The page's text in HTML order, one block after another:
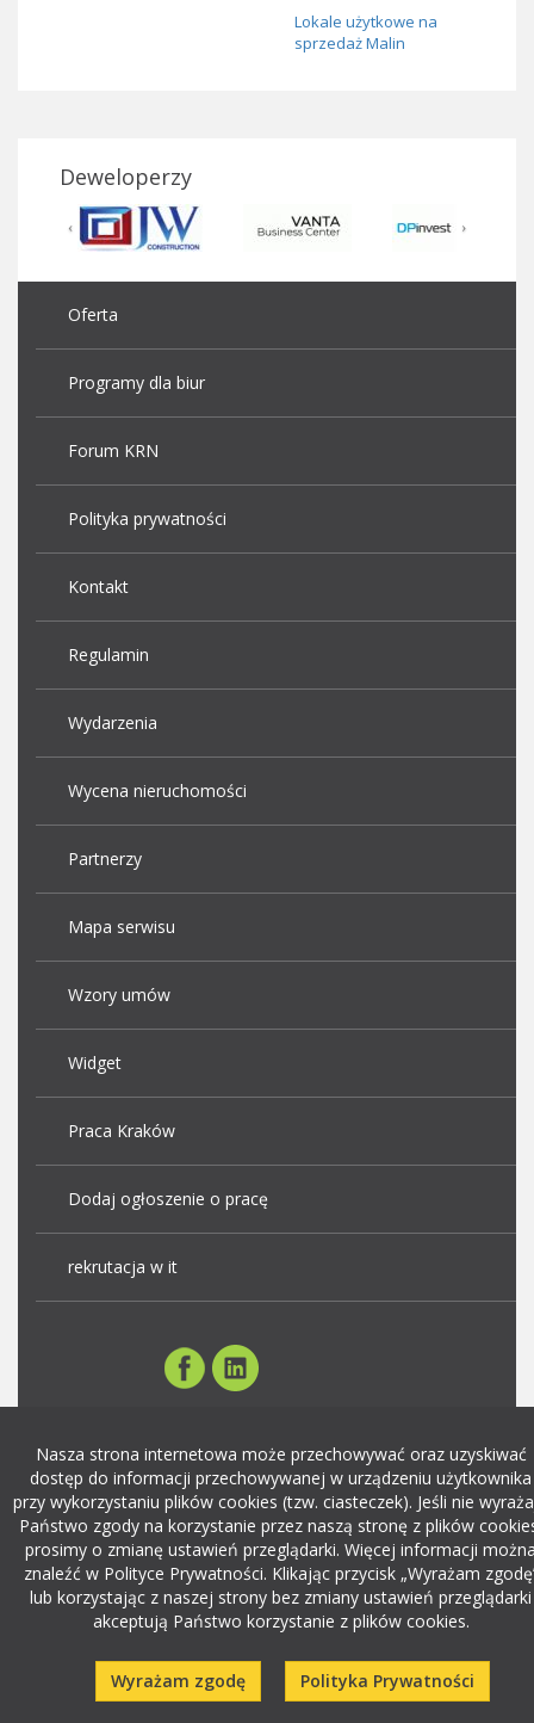
Lokale użytkowe na
sprzedaż Malin
Deweloperzy
Oferta
Programy dla biur
Forum KRN
Polityka prywatności
Kontakt
Regulamin
Wydarzenia
Wycena nieruchomości
Partnerzy
Mapa serwisu
Wzory umów
Widget
Praca Kraków
Dodaj ogłoszenie o pracę
rekrutacja w it
Nasza strona internetowa może przechowywać oraz uzyskiwać
dostęp do informacji przechowywanej w urządzeniu użytkownika
przy wykorzystaniu plików cookies (tzw. ciasteczek). Jeśli nie
Państwo zgody na korzystanie przez naszą stronę z plików
prosimy o zmianę ustawień przeglądarki. Więcej informacji
znaleźć w Polityce Prywatności. Klikając przycisk „Wyrażam
lub korzystając z naszej strony bez zmiany ustawień przeglądarki
akceptują Państwo korzystanie z plików cookies.
Wyrażam zgodę Polityka Prywatności